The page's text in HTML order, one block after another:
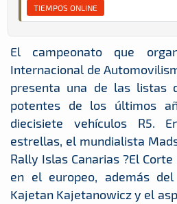
TIEMPOS ONLINE
El campeonato que
Internacional de
presenta una de las listas
potentes de los últimos
diecisiete vehículos R5.
estrellas, el mundialista
Rally Islas Canarias ?El
en el europeo, además
Kajetan Kajetanowicz y el